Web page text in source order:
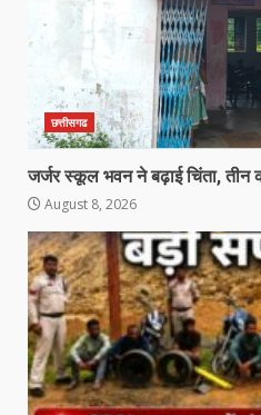
छत्तीसगढ
जर्जर स्कूल भवन ने बढ़ाई चिंता,
August 8, 2026